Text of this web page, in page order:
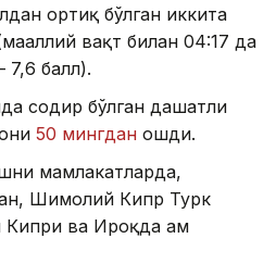
ортиқ бўлган иккита
вақт билан 04:17 да
7,6 балл).
содир бўлган даҳшатли
50 мингдан ошди.
мамлакатларда,
Шимолий Кипр Турк
Кипри ва Ироқда ҳам